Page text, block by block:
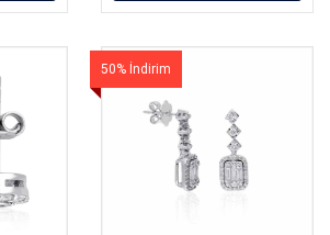
50% İndirim